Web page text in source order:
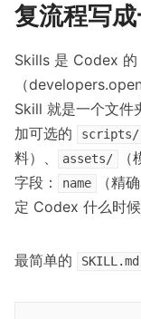
复流程写
Skills 是 Codex 的
（
Skill 就是一个文件
加可选的
scripts/
料）、
assets/
字段：
name （精
定 Codex 什么时候
最简单的 SKILL.md